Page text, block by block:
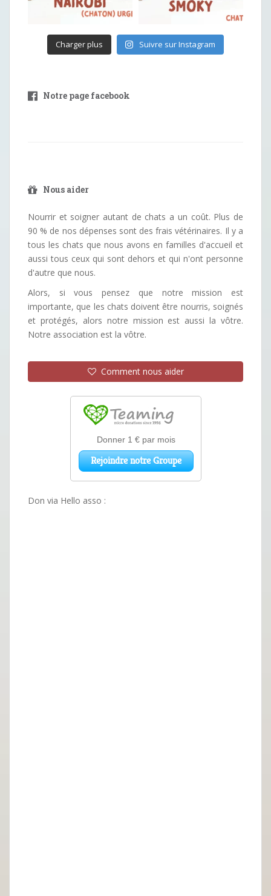
Charger plus Suivre sur Instagram
Notre page facebook
Nous aider
Nourrir et soigner autant de chats a un coût. Plus de
90 % de nos dépenses sont des frais vétérinaires. Il y a
tous les chats que nous avons en familles d'accueil et
aussi tous ceux qui sont dehors et qui n'ont personne
d'autre que nous.
Alors, si vous pensez que notre mission est
importante, que les chats doivent être nourris, soignés
et protégés, alors notre mission est aussi la vôtre.
Notre association est la vôtre.
Comment nous aider
Don via Hello asso :